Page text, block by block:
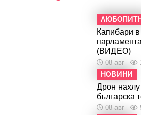
Капибари
(ВИДЕО)
08 авг
НОВИНИ
Дрон
българска
08 авг